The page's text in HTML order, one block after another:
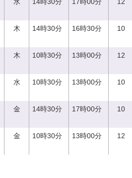
木 14時30分 16時30分 10
木 10時30分 13時00分 12
水 10時30分 13時00分 10
金 14時30分 17時00分 10
金 10時30分 13時00分 12